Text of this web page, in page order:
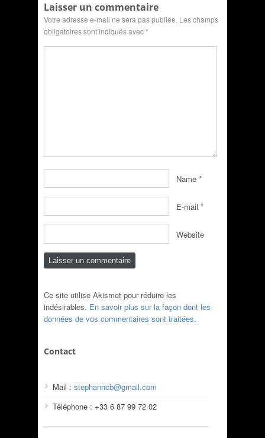
Laisser un commentaire
Votre adresse e-mail ne sera pas publiée. Les champs
obligatoires sont indiqués avec*
Name *
E-mail *
Website
Ce site utilise Akismet pour réduire les
indésirables. En savoir plus sur la façon dont les
données de vos commentaires sont traitées.
Contact
Mail : stephanncb@gmail.com
Téléphone : +33 6 87 99 72 02